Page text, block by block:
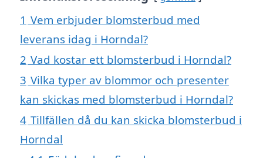
1 Vem erbjuder blomsterbud med
leverans idag i Horndal?
2 Vad kostar ett blomsterbud i Horndal?
3 Vilka typer av blommor och presenter
kan skickas med blomsterbud i Horndal?
4 Tillfällen då du kan skicka blomsterbud i
Horndal